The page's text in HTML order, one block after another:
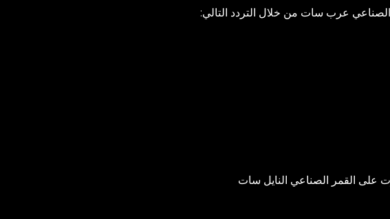
عرب سات من خلال التردد التالي:
على القمر الصناعي النايل سات